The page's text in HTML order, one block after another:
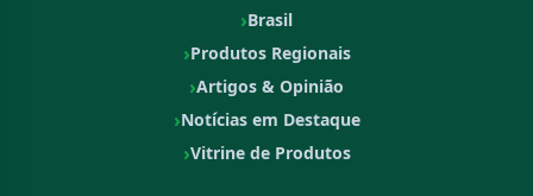
Brasil
Produtos Regionais
Artigos & Opinião
Notícias em Destaque
Vitrine de Produtos